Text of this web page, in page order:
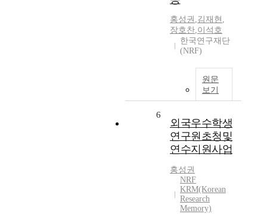
홍성권 ,김재현 ,
장호찬,이석호
한국연구재단
(NRF)
원문
보기
6
외국우수학생
연구원초청및
연수지원사업
홍성권
NRF
KRM(Korean
Research
Memory)